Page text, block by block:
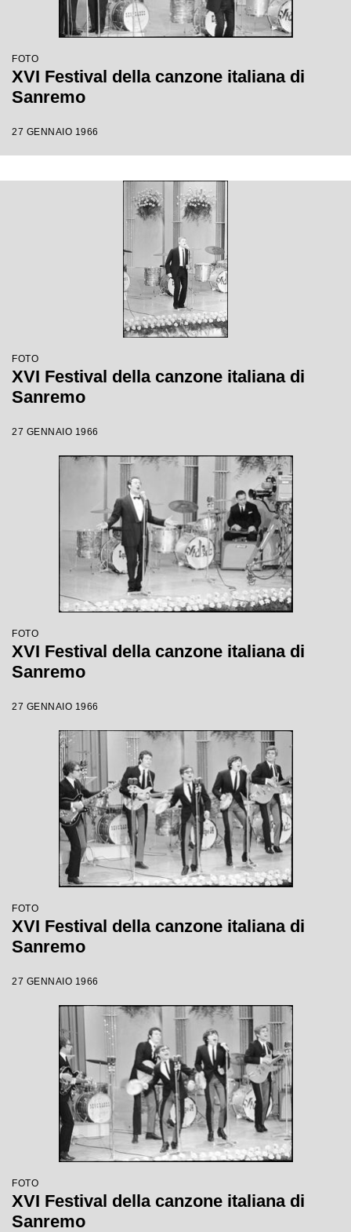
FOTO
XVI Festival della canzone italiana di
Sanremo
27 GENNAIO 1966
FOTO
XVI Festival della canzone italiana di
Sanremo
27 GENNAIO 1966
FOTO
XVI Festival della canzone italiana di
Sanremo
27 GENNAIO 1966
FOTO
XVI Festival della canzone italiana di
Sanremo
27 GENNAIO 1966
FOTO
XVI Festival della canzone italiana di
Sanremo